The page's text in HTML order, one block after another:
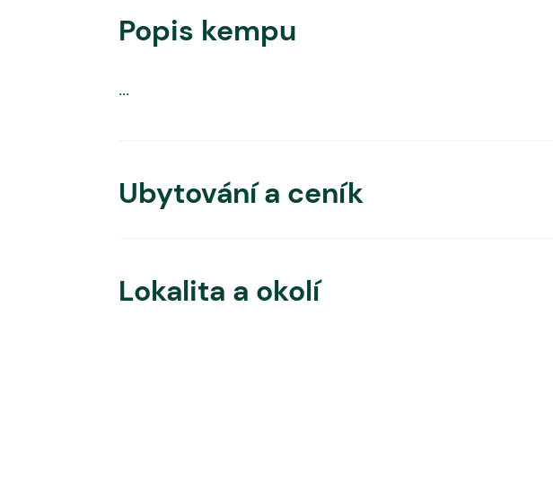
Popis kempu
...
Ubytování a ceník
Lokalita a okolí